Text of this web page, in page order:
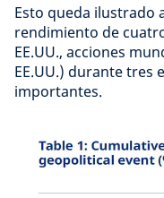
Esto queda ilustrado
rendimiento de
EE.UU., acciones
EE.UU.) durante tres
importantes.